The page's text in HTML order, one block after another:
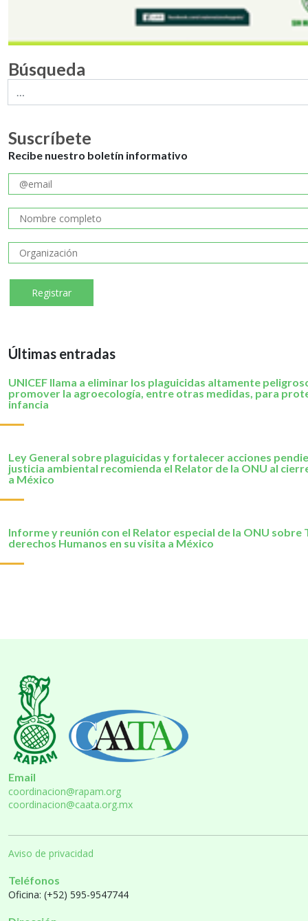
Búsqueda
Suscríbete
Recibe nuestro boletín informativo
Últimas entradas
UNICEF llama a eliminar los plaguicidas altamente
promover la agroecología, entre otras medidas, para
infancia
Ley General sobre plaguicidas y fortalecer acciones
justicia ambiental recomienda el Relator de la ONU al
a México
Informe y reunión con el Relator especial de la ONU sobre
derechos Humanos en su visita a México
Email
coordinacion@rapam.org
coordinacion@caata.org.mx
Aviso de privacidad
Teléfonos
Oficina: (+52) 595-9547744